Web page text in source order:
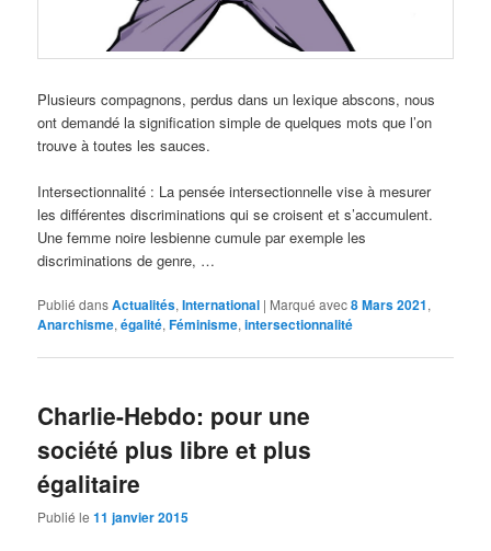
Plusieurs compagnons, perdus dans un lexique abscons, nous
ont demandé la signification simple de quelques mots que l’on
trouve à toutes les sauces.
Intersectionnalité : La pensée intersectionnelle vise à mesurer
les différentes discriminations qui se croisent et s’accumulent.
Une femme noire lesbienne cumule par exemple les
discriminations de genre, …
Publié dansActualités,International | Marqué avec8 Mars 2021,
Anarchisme,égalité,Féminisme,intersectionnalité
Charlie-Hebdo: pour une
société plus libre et plus
égalitaire
Publié le11 janvier 2015